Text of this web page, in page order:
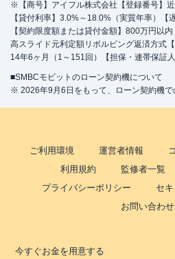
※【商号】アイフル株式会社【登録番号】
【貸付利率】3.0%～18.0%（実質年率）【
【契約限度額または貸付金額】800万円以
高スライド元利定額リボルビング返済方式
14年6ヶ月（1～151回）【担保・連帯保証
■SMBCモビットのローン契約機について
※ 2026年9月6日をもって、ローン契約機で
ご利用環境 運営者情報
利用規約
監修者一覧
プライバシーポリシー
セ
お問い合わせ
今すぐお金を用意する